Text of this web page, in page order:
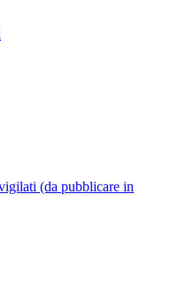
(da pubblicare in